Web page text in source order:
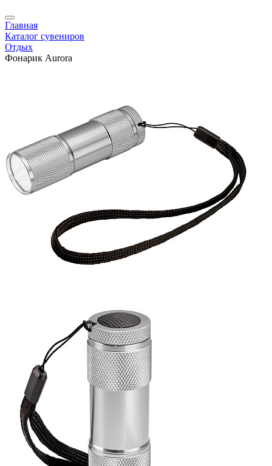
Главная
Каталог сувениров
Отдых
Фонарик Aurora